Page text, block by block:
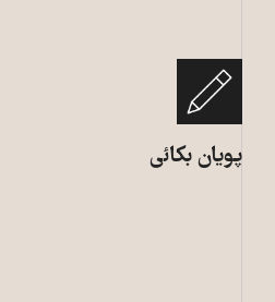
پویان بکائی